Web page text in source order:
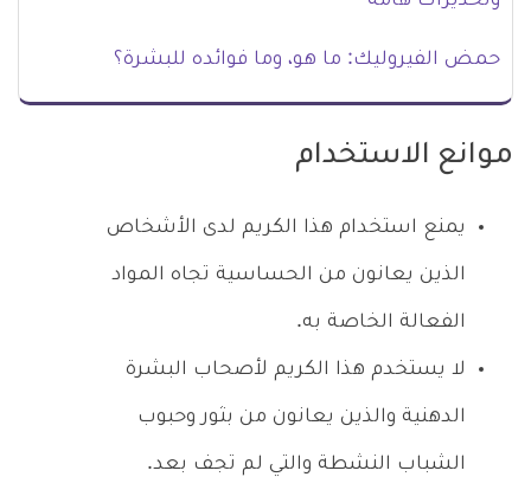
حمض الفيروليك: ما هو، وما فوائده للبشرة؟
موانع الاستخدام
يمنع استخدام هذا الكريم لدى الأشخاص
الذين يعانون من الحساسية تجاه المواد
الفعالة الخاصة به.
لا يستخدم هذا الكريم لأصحاب البشرة
الدهنية والذين يعانون من بثور وحبوب
الشباب النشطة والتي لم تجف بعد.